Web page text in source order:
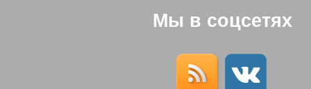
Мы в соцсетях